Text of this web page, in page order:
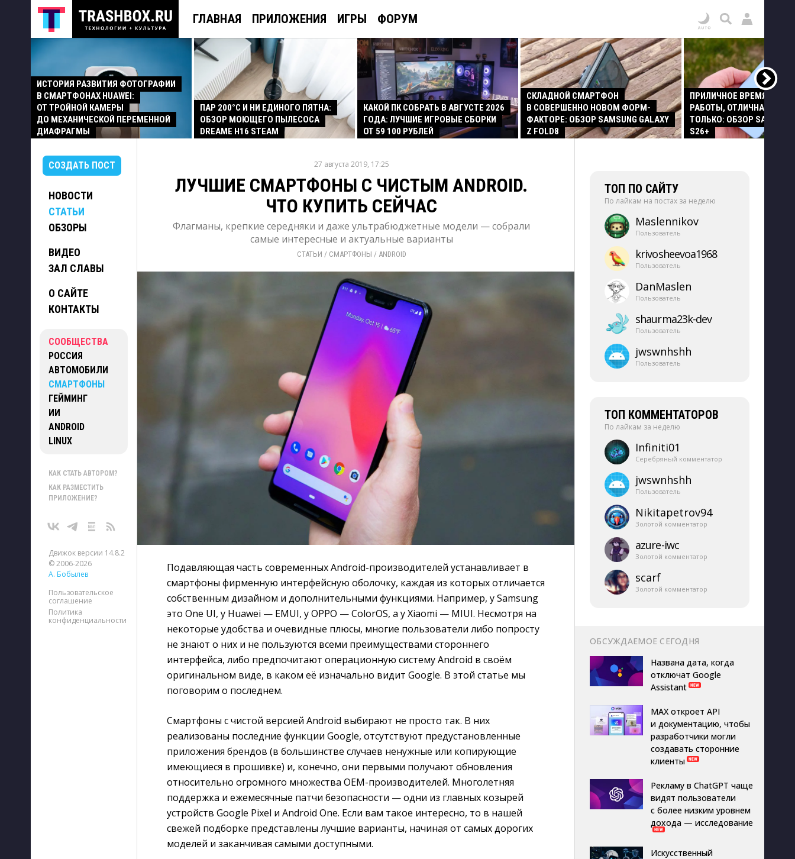
ГЛАВНАЯ ПРИЛОЖЕНИЯ ИГРЫ ФОРУМ
ИСТОРИЯ РАЗВИТИЯ ФОТОГРАФИИ
В СМАРТФОНАХ HUAWEI:
ОТ ТРОЙНОЙ КАМЕРЫ
ДО МЕХАНИЧЕСКОЙ ПЕРЕМЕННОЙ
ДИАФРАГМЫ
ПАР 200°C И НИ ЕДИНОГО ПЯТНА:
ОБЗОР МОЮЩЕГО ПЫЛЕСОСА
DREAME H16 STEAM
КАКОЙ ПК СОБРАТЬ В АВГУСТЕ 2026
ГОДА: ЛУЧШИЕ ИГРОВЫЕ СБОРКИ
ОТ 59 100 РУБЛЕЙ
СКЛАДНОЙ СМАРТФОН
В СОВЕРШЕННО НОВОМ ФОРМ-
ФАКТОРЕ: ОБЗОР SAMSUNG GALAXY
Z FOLD8
ПРИЛИЧНОЕ ВРЕМЯ
РАБОТЫ, ОТЛИЧНАЯ
ТОЛЬКО: ОБЗОР SAMSUNG
S26+
СОЗДАТЬ ПОСТ
НОВОСТИ
СТАТЬИ
ОБЗОРЫ
ВИДЕО
ЗАЛ СЛАВЫ
О САЙТЕ
КОНТАКТЫ
СООБЩЕСТВА
РОССИЯ
АВТОМОБИЛИ
СМАРТФОНЫ
ГЕЙМИНГ
ИИ
ANDROID
LINUX
КАК СТАТЬ АВТОРОМ?
КАК РАЗМЕСТИТЬ
ПРИЛОЖЕНИЕ?
Движок версии 14.8.2
© 2006-2026
А. Бобылев
Пользовательское
соглашение
Политика
конфиденциальности
27 августа 2019, 17:25
ЛУЧШИЕ СМАРТФОНЫ С ЧИСТЫМ ANDROID.
ЧТО КУПИТЬ СЕЙЧАС
Флагманы, крепкие середняки и даже ультрабюджетные модели — собрали
самые интересные и актуальные варианты
СТАТЬИ / СМАРТФОНЫ / ANDROID
Подавляющая часть современных Android-производителей устанавливает в
смартфоны фирменную интерфейсную оболочку, каждая из которых отличается
собственным дизайном и дополнительными функциями. Например, у Samsung
это One UI, у Huawei — EMUI, у OPPO — ColorOS, а у Xiaomi — MIUI. Несмотря на
некоторые удобства и очевидные плюсы, многие пользователи либо попросту
не знают о них и не пользуются всеми преимуществами стороннего
интерфейса, либо предпочитают операционную систему Android в своём
оригинальном виде, в каком её изначально видит Google. В этой статье мы
поговорим о последнем.
Смартфоны с чистой версией Android выбирают не просто так. В них
реализованы последние функции Google, отсутствуют предустановленные
приложения брендов (в большинстве случаев ненужные или копирующие
имеющиеся в прошивке) и, конечно, они первыми получают обновления
относительно огромного множества OEM-производителей. Многолетняя
поддержка и ежемесячные патчи безопасности — одни из главных козырей
устройств Google Pixel и Android One. Если вам такое интересно, то в нашей
свежей подборке представлены лучшие варианты, начиная от самых дорогих
моделей и заканчивая самыми доступными.
ТОП ПО САЙТУ
По лайкам на постах за неделю
Maslennikov
Пользователь
krivosheevoa1968
Пользователь
DanMaslen
Пользователь
shaurma23k-​dev
Пользователь
jwswnhshh
Пользователь
ТОП КОММЕНТАТОРОВ
По лайкам за неделю
Infiniti01
Серебряный комментатор
jwswnhshh
Пользователь
Nikitapetrov94
Золотой комментатор
azure-​iwc
Золотой комментатор
scarf
Золотой комментатор
ОБСУЖДАЕМОЕ СЕГОДНЯ
Названа дата, когда
отключат Google
Assistant
MAX откроет API
и документацию, чтобы
разработчики могли
создавать сторонние
клиенты
Рекламу в ChatGPT чаще
видят пользователи
с более низким уровнем
дохода — исследование
Искусственный